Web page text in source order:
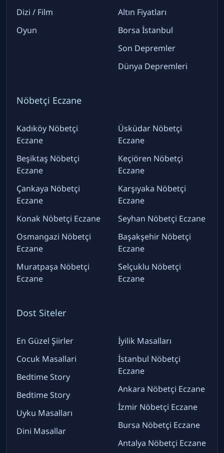
Dizi / Film
Oyun
Altın Fiyatları
Borsa İstanbul
Son Depremler
Dünya Depremleri
Nöbetçi Eczane
Kadıköy Nöbetçi
Eczane
Beşiktaş Nöbetçi
Eczane
Çankaya Nöbetçi
Eczane
Konak Nöbetçi Eczane
Osmangazi Nöbetçi
Eczane
Muratpaşa Nöbetçi
Eczane
Üsküdar Nöbetçi
Eczane
Keçiören Nöbetçi
Eczane
Karşıyaka Nöbetçi
Eczane
Seyhan Nöbetçi Eczane
Başakşehir Nöbetçi
Eczane
Selçuklu Nöbetçi
Eczane
Dost Siteler
En Güzel Şiirler
Cocuk Masallari
Bedtime Story
Bedtime Story
Uyku Masalları
Dini Masallar
İyilik Masalları
İstanbul Nöbetçi
Eczane
Ankara Nöbetçi Eczane
İzmir Nöbetçi Eczane
Bursa Nöbetçi Eczane
Antalya Nöbetçi Eczane